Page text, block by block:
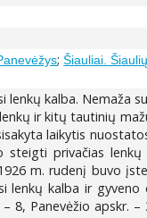
;Šiauliai.
kalba. Nemaža
ir kitų tautinių
laikytis
privačias lenkų
m. rudenį buvo
lenkų kalba ir gyveno
8, Panevėžio apskr. –